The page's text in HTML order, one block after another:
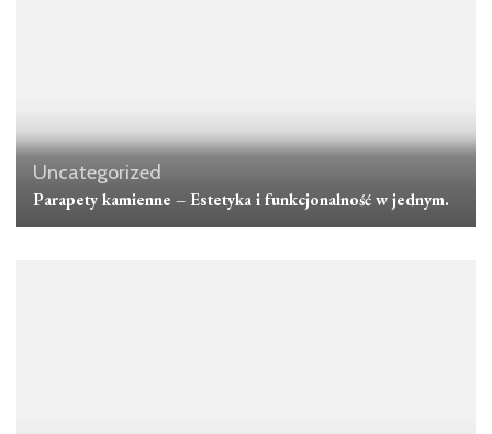
Uncategorized
Parapety kamienne – Estetyka i funkcjonalność w jednym.